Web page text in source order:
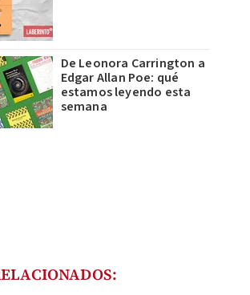
De Leonora Carrington a
Edgar Allan Poe: qué
estamos leyendo esta
semana